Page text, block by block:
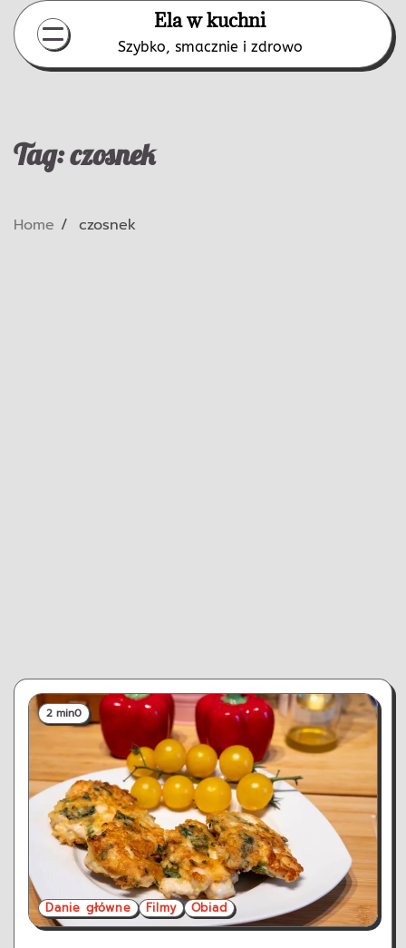
Skip
content
Ela w kuchni
Szybko, smacznie i zdrowo
Tag:czosnek
Home czosnek
2 min0
Danie główne Filmy Obiad